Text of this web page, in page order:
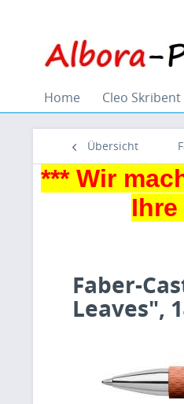
Home Cleo Skribent
Übersicht
*** Wir
Faber-
Leaves",